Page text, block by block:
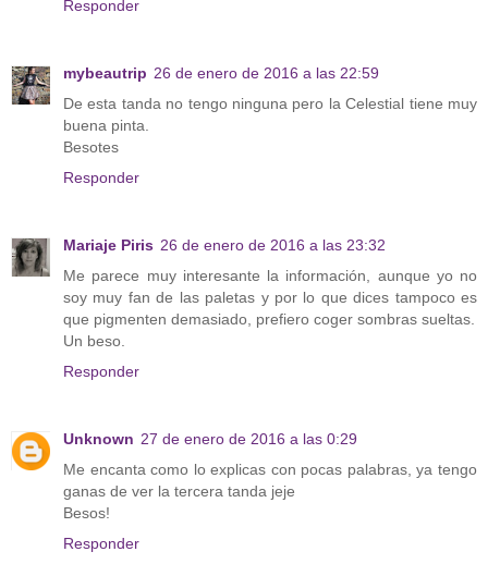
Responder
mybeautrip 26 de enero de 2016 a las 22:59
De esta tanda no tengo ninguna pero la Celestial tiene muy
buena pinta.
Besotes
Responder
Mariaje Piris 26 de enero de 2016 a las 23:32
Me parece muy interesante la información, aunque yo no
soy muy fan de las paletas y por lo que dices tampoco es
que pigmenten demasiado, prefiero coger sombras sueltas.
Un beso.
Responder
Unknown 27 de enero de 2016 a las 0:29
Me encanta como lo explicas con pocas palabras, ya tengo
ganas de ver la tercera tanda jeje
Besos!
Responder